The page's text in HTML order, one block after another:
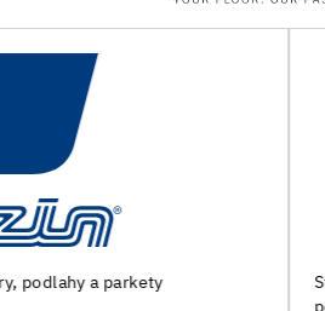
Stroje a speciální nářadí pro